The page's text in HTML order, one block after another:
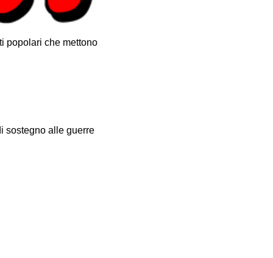
popolari che mettono
sostegno alle guerre